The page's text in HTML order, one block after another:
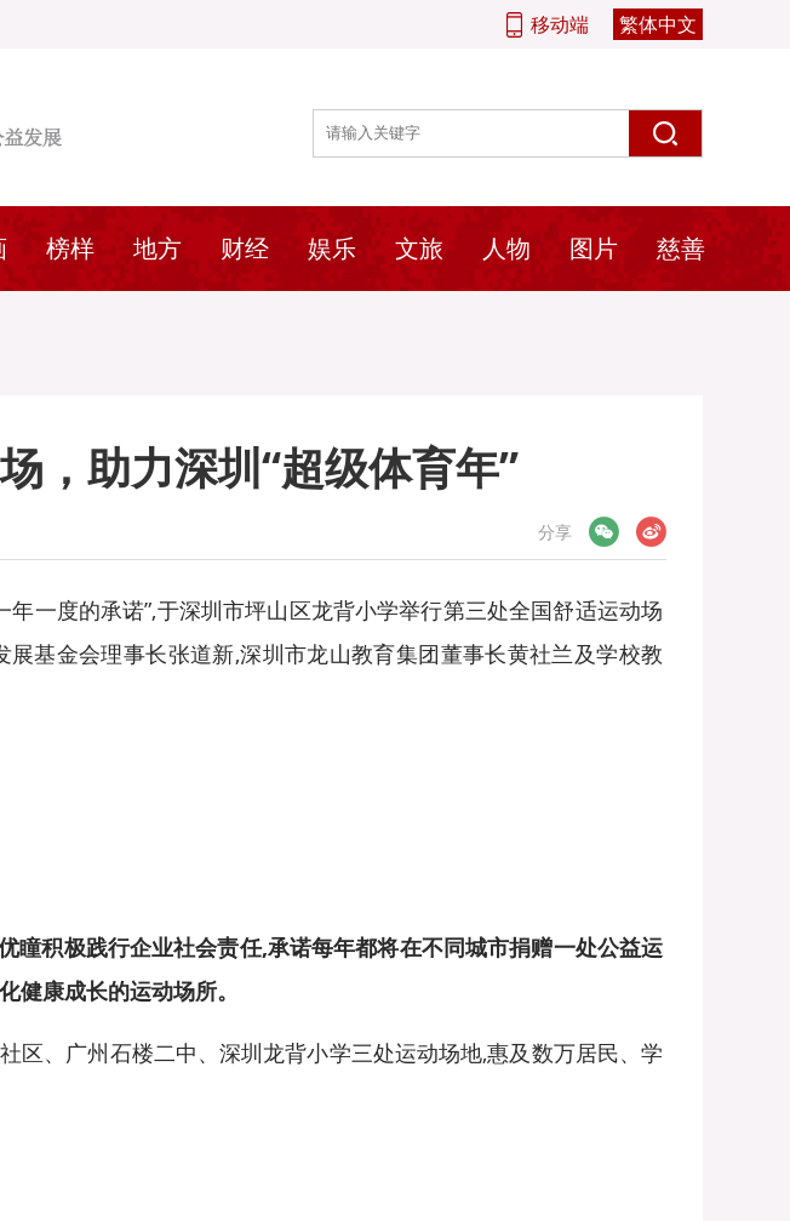
移动端 繁体中文
榜样 地方 财经 娱乐 文旅 人物 图片 慈善
，助力深圳“超级体育年”
分享
微博
一度的承诺”,于深圳市坪山区龙背小学举行第三处全国舒适运动场
基金会理事长张道新,深圳市龙山教育集团董事长黄社兰及学校教
瞳积极践行企业社会责任,承诺每年都将在不同城市捐赠一处公益运
健康成长的运动场所。
区、广州石楼二中、深圳龙背小学三处运动场地,惠及数万居民、学